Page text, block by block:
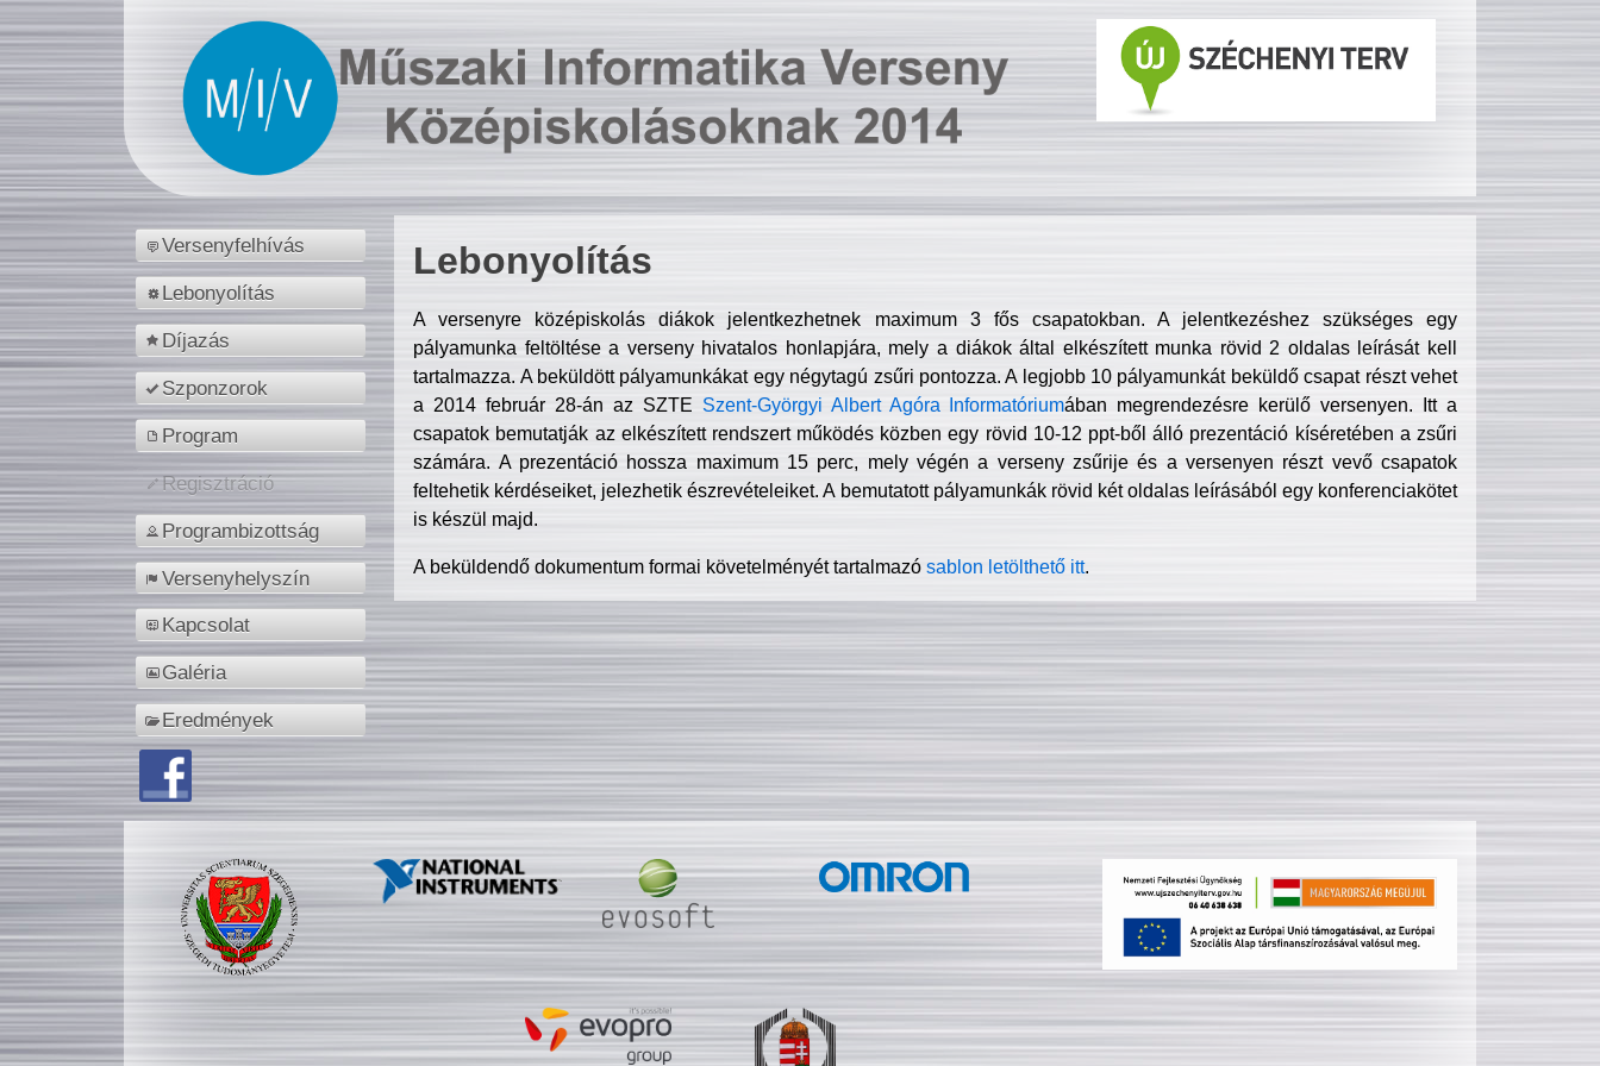
Versenyfelhívás
Lebonyolítás
Díjazás
Szponzorok
Program
Regisztráció
Programbizottság
Versenyhelyszín
Kapcsolat
Galéria
Eredmények
Lebonyolítás
A versenyre középiskolás diákok jelentkezhetnek maximum 3 fős csapatokban. A jelentkezéshez szükséges egy
pályamunka feltöltése a verseny hivatalos honlapjára, mely a diákok által elkészített munka rövid 2 oldalas leírását kell
tartalmazza. A beküldött pályamunkákat egy négytagú zsűri pontozza. A legjobb 10 pályamunkát beküldő csapat részt vehet
a 2014 február 28-án az SZTE Szent-Györgyi Albert Agóra Informatóriumában megrendezésre kerülő versenyen. Itt a
csapatok bemutatják az elkészített rendszert működés közben egy rövid 10-12 ppt-ből álló prezentáció kíséretében a zsűri
számára. A prezentáció hossza maximum 15 perc, mely végén a verseny zsűrije és a versenyen részt vevő csapatok
feltehetik kérdéseiket, jelezhetik észrevételeiket. A bemutatott pályamunkák rövid két oldalas leírásából egy konferenciakötet
is készül majd.
A beküldendő dokumentum formai követelményét tartalmazósablon letölthető itt.